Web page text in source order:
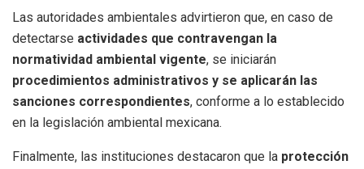
Las autoridades ambientales advirtieron que, en caso de
detectarse actividades que contravengan la
normatividad ambiental vigente, se iniciarán
procedimientos administrativos y se aplicarán las
sanciones correspondientes, conforme a lo establecido
en la legislación ambiental mexicana.
Finalmente, las instituciones destacaron que la protección